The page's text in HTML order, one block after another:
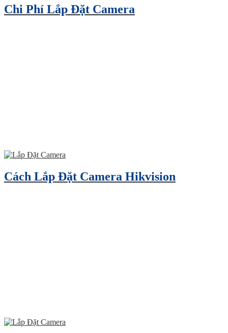
Chi Phí Lắp Đặt Camera
Cách Lắp Đặt Camera Hikvision